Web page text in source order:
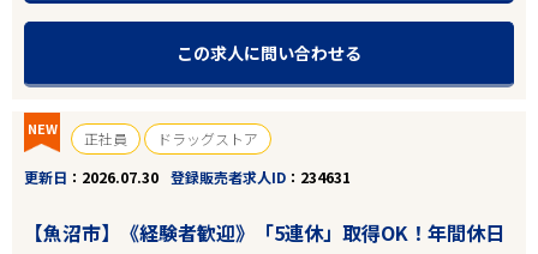
この求人に問い合わせる
NEW 正社員
ドラッグストア
更新日
2026.07.30 登録販売者求人ID 234631
【魚沼市】《経験者歓迎》「5連休」取得OK！年間休日